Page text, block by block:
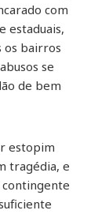
com
estaduais,
os bairros
se
de bem
estopim
tragédia, e
contingente